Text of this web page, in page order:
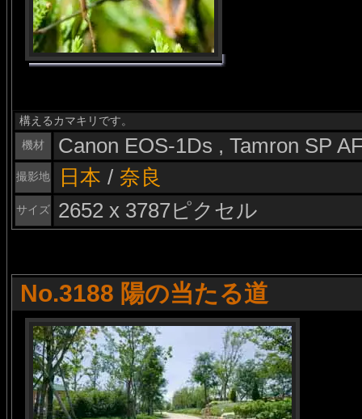
構えるカマキリです。
機材
Canon EOS-1Ds , Tamron SP
撮影地 日本 / 奈良
サイズ 2652 x 3787ピクセル
No.3188 陽の当たる道